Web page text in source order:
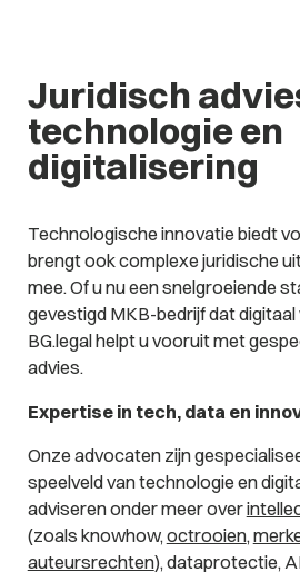
Juridisch
technologie en
digitalisering
Technologische innovatie biedt
brengt ook complexe juridische
mee. Of u nu een snelgroeiende
gevestigd MKB-bedrijf dat digitaal
BG.legal helpt u vooruit met
advies.
Expertise in tech, data en
Onze advocaten zijn
speelveld van technologie en
adviseren onder meer over
(zoals knowhow,octrooien,
auteursrechten), dataprotectie,